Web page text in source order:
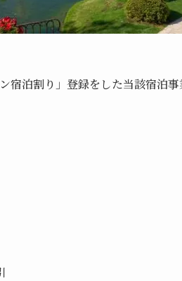
泊割り」登録をした当該宿泊